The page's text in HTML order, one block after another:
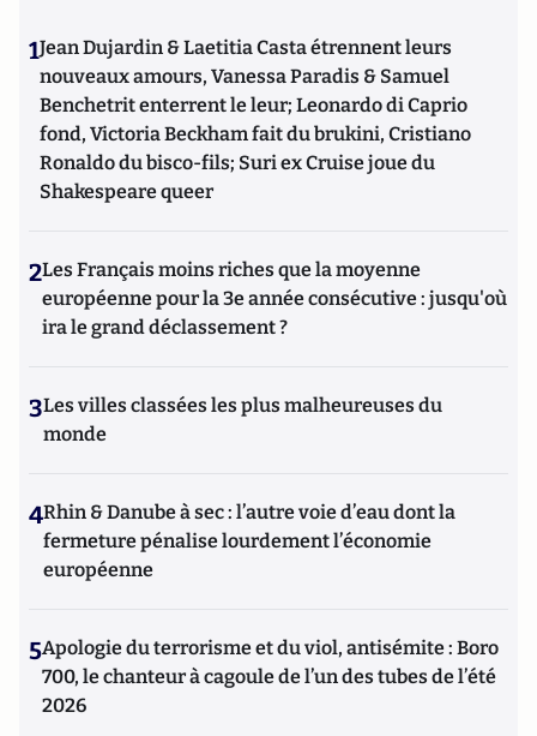
1Jean Dujardin & Laetitia Casta étrennent leurs
nouveaux amours, Vanessa Paradis & Samuel
Benchetrit enterrent le leur; Leonardo di Caprio
fond, Victoria Beckham fait du brukini, Cristiano
Ronaldo du bisco-fils; Suri ex Cruise joue du
Shakespeare queer
2Les Français moins riches que la moyenne
européenne pour la 3e année consécutive : jusqu'où
ira le grand déclassement ?
3Les villes classées les plus malheureuses du
monde
4Rhin & Danube à sec : l’autre voie d’eau dont la
fermeture pénalise lourdement l’économie
européenne
5Apologie du terrorisme et du viol, antisémite : Boro
700, le chanteur à cagoule de l’un des tubes de l’été
2026